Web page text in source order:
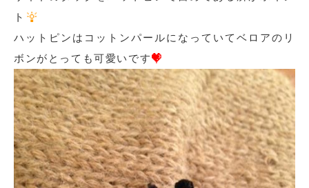
ト
ハットピンはコットンパールになっていてベロアのリ
ボンがとっても可愛いです